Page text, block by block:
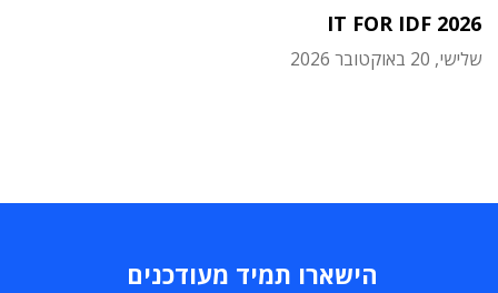
IT FOR IDF 2026
שלישי, 20 באוקטובר 2026
הישארו תמיד מעודכנים